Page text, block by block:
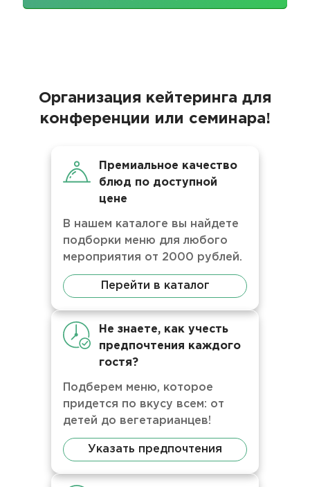
Организация кейтеринга для
конференции или семинара!
Премиальное качество
блюд по доступной
цене
В нашем каталоге вы найдете
подборки меню для любого
мероприятия от 2000 рублей.
Перейти в каталог
Не знаете, как учесть
предпочтения каждого
гостя?
Подберем меню, которое
придется по вкусу всем: от
детей до вегетарианцев!
Указать предпочтения